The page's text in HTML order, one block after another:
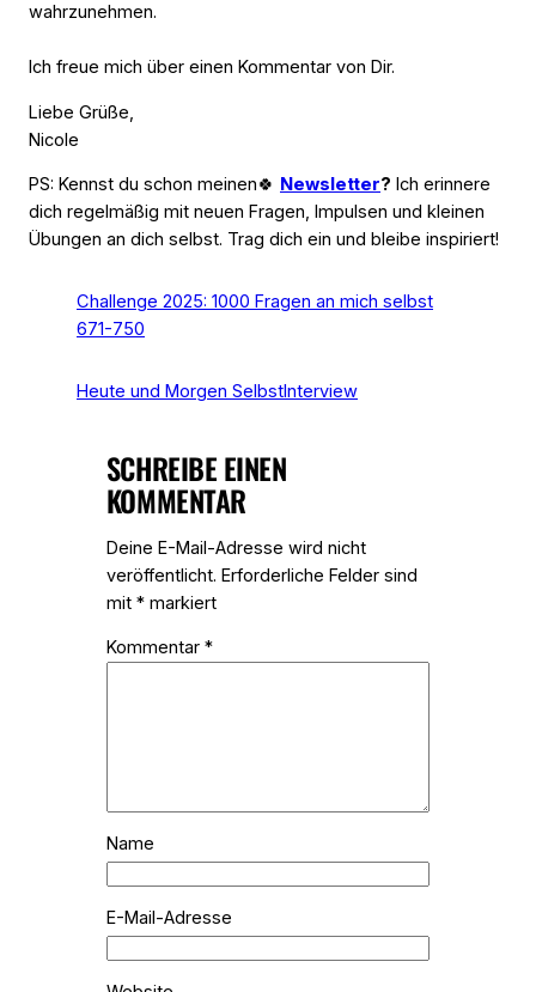
wahrzunehmen.
Ich freue mich über einen Kommentar von Dir.
Liebe Grüße,
Nicole
PS: Kennst du schon meinen🍀 Newsletter? Ich erinnere
dich regelmäßig mit neuen Fragen, Impulsen und kleinen
Übungen an dich selbst. Trag dich ein und bleibe inspiriert!
Challenge 2025: 1000 Fragen an mich selbst
671-750
Heute und Morgen SelbstInterview
SCHREIBE EINEN
KOMMENTAR
Deine E-Mail-Adresse wird nicht
veröffentlicht. Erforderliche Felder sind
mit *markiert
Kommentar *
Name
E-Mail-Adresse